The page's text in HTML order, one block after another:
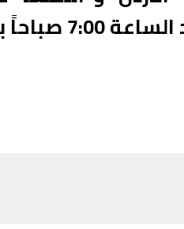
عربي دولي
إقتصاد بتوقيت بيروت.